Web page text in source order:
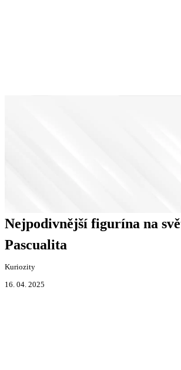
Nejpodivnější figurína na
Pascualita
Kuriozity
16. 04. 2025